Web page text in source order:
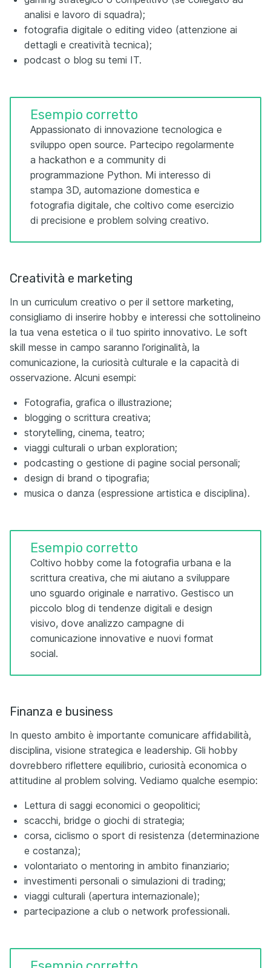
analisi e lavoro di squadra);
fotografia digitale o editing video (attenzione ai
dettagli e creatività tecnica);
podcast o blog su temi IT.
Esempio corretto
Appassionato di innovazione tecnologica e
sviluppo open source. Partecipo regolarmente
a hackathon e a community di
programmazione Python. Mi interesso di
stampa 3D, automazione domestica e
fotografia digitale, che coltivo come esercizio
di precisione e problem solving creativo.
Creatività e marketing
In un curriculum creativo o per il settore marketing,
consigliamo di inserire hobby e interessi che sottolineino
la tua vena estetica o il tuo spirito innovativo. Le soft
skill messe in campo saranno l’originalità, la
comunicazione, la curiosità culturale e la capacità di
osservazione. Alcuni esempi:
Fotografia, grafica o illustrazione;
blogging o scrittura creativa;
storytelling, cinema, teatro;
viaggi culturali o urban exploration;
podcasting o gestione di pagine social personali;
design di brand o tipografia;
musica o danza (espressione artistica e disciplina).
Esempio corretto
Coltivo hobby come la fotografia urbana e la
scrittura creativa, che mi aiutano a sviluppare
uno sguardo originale e narrativo. Gestisco un
piccolo blog di tendenze digitali e design
visivo, dove analizzo campagne di
comunicazione innovative e nuovi format
social.
Finanza e business
In questo ambito è importante comunicare affidabilità,
disciplina, visione strategica e leadership. Gli hobby
dovrebbero riflettere equilibrio, curiosità economica o
attitudine al problem solving. Vediamo qualche esempio:
Lettura di saggi economici o geopolitici;
scacchi, bridge o giochi di strategia;
corsa, ciclismo o sport di resistenza (determinazione
e costanza);
volontariato o mentoring in ambito finanziario;
investimenti personali o simulazioni di trading;
viaggi culturali (apertura internazionale);
partecipazione a club o network professionali.